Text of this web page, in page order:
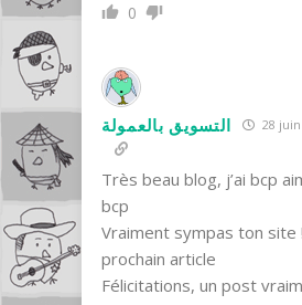
0
التسويق بالعمولة 28 juin
Très beau blog, j’ai bcp
bcp
Vraiment sympas ton site
prochain article
Félicitations, un post